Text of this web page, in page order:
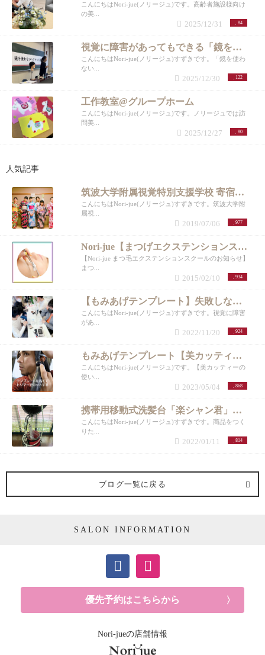
こんにちはNori-jue(ノリージュ)です。高齢者施設様向け
の美...
84
2025/12/31
視覚に障害があってもできる「鏡を使わない講座」
こんにちはNori-jue(ノリージュ)すずきです。「鏡を使わ
ない...
122
2025/12/30
工作教室@グループホーム
こんにちはNori-jue(ノリージュ)です。ノリージュでは訪
問美...
80
2025/12/27
人気記事
筑波大学附属視覚特別支援学校 寄宿舎 「浴衣の着付け」② 帯結び編
こんにちはNori-jue(ノリージュ)すずきです。筑波大学附
属視...
977
2019/07/06
Nori-jue【まつげエクステンションスクール】
【Nori-jue まつ毛エクステンションスクールのお知らせ】
まつ...
934
2015/02/10
【もみあげテンプレート】失敗しないもみあげカット器⭐︎目の不自由な子のおしゃれ用にママが考案！【体験会】
こんにちはNori-jue(ノリージュ)すずきです。視覚に障害
があ...
924
2022/11/20
もみあげテンプレート【美カッティー】もみあげ・耳まわり、自分でカット。メンズロングヘアver.
こんにちはNori-jue(ノリージュ)です。【美カッティーの
使い...
868
2023/05/04
携帯用移動式洗髪台「楽シャン君」【COSME TOKYO2022】
こんにちはNori-jue(ノリージュ)すずきです。商品をつく
りた...
814
2022/01/11
ブログ一覧に戻る
SALON INFORMATION
優先予約はこちらから
Nori-jueの店舗情報